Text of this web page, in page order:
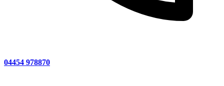
04454 978870